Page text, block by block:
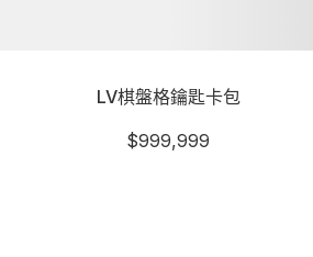
LV棋盤格鑰匙卡包
$999,999